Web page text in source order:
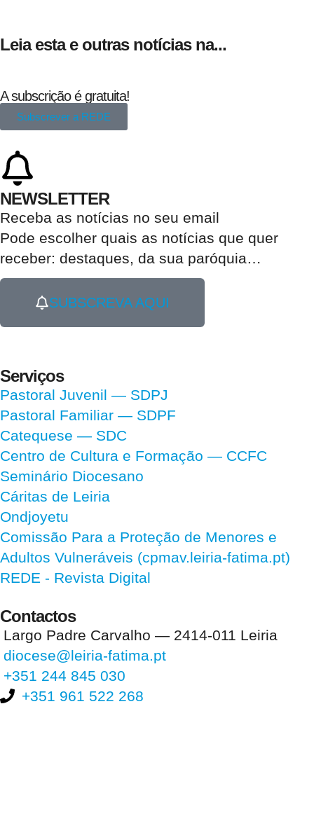
Leia esta e outras notícias na...
A subscrição é gratuita!
Subscrever a REDE
NEWSLETTER
Receba as notícias no seu email​
Pode escolher quais as notícias que quer
receber: destaques, da sua paróquia…
SUBSCREVA AQUI
Serviços
Pastoral Juvenil — SDPJ
Pastoral Familiar — SDPF
Catequese — SDC
Centro de Cultura e Formação — CCFC
Seminário Diocesano
Cáritas de Leiria
Ondjoyetu
Comissão Para a Proteção de Menores e
Adultos Vulneráveis (cpmav.leiria-fatima.pt)
REDE - Revista Digital
Contactos
Largo Padre Carvalho — 2414-011 Leiria
diocese@leiria-fatima.pt
+351 244 845 030
+351 961 522 268